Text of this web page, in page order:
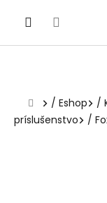
Domov
/ Eshop /
príslušenstvo
/